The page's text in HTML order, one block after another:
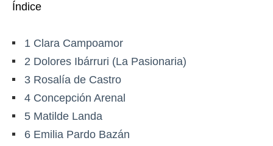
Índice
1 Clara Campoamor
2 Dolores Ibárruri (La Pasionaria)
3 Rosalía de Castro
4 Concepción Arenal
5 Matilde Landa
6 Emilia Pardo Bazán